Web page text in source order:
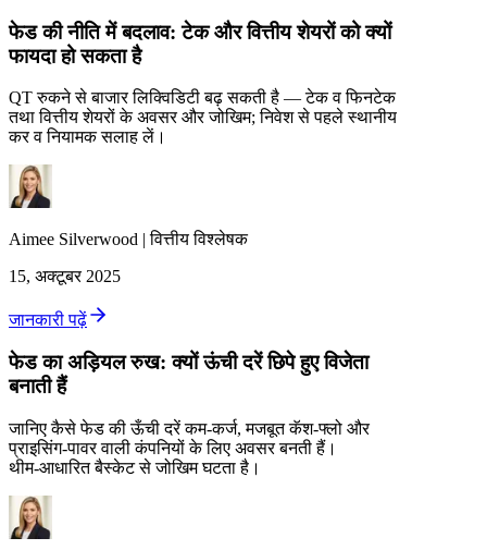
फेड की नीति में बदलाव: टेक और वित्तीय शेयरों को क्यों
फायदा हो सकता है
QT रुकने से बाजार लिक्विडिटी बढ़ सकती है — टेक व फिनटेक
तथा वित्तीय शेयरों के अवसर और जोखिम; निवेश से पहले स्थानीय
कर व नियामक सलाह लें।
Aimee Silverwood |वित्तीय विश्लेषक
15, अक्टूबर 2025
जानकारी पढ़ें
फेड का अड़ियल रुख: क्यों ऊंची दरें छिपे हुए विजेता
बनाती हैं
जानिए कैसे फेड की ऊँची दरें कम‑कर्ज, मजबूत कॅश‑फ्लो और
प्राइसिंग‑पावर वाली कंपनियों के लिए अवसर बनती हैं।
थीम‑आधारित बैस्केट से जोखिम घटता है।